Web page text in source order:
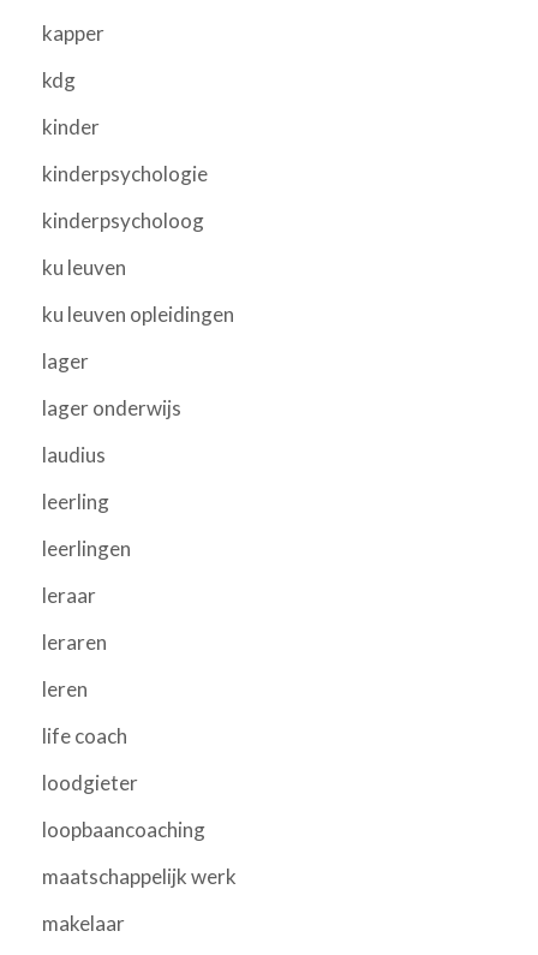
kapper
kdg
kinder
kinderpsychologie
kinderpsycholoog
ku leuven
ku leuven opleidingen
lager
lager onderwijs
laudius
leerling
leerlingen
leraar
leraren
leren
life coach
loodgieter
loopbaancoaching
maatschappelijk werk
makelaar